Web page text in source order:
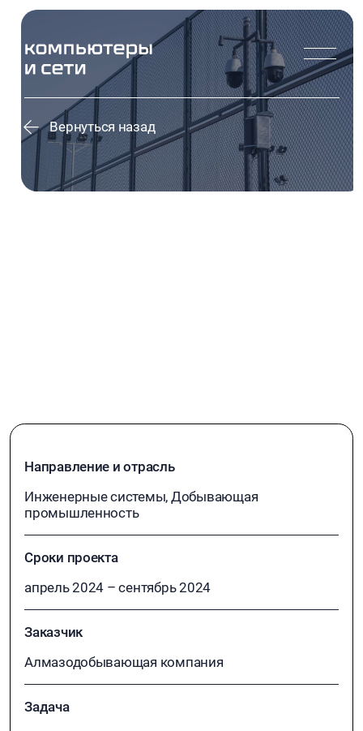
Вернуться назад
Направление и отрасль
Инженерные системы, Добывающая
промышленность
Сроки проекта
апрель 2024 – сентябрь 2024
Заказчик
Алмазодобывающая компания
Задача